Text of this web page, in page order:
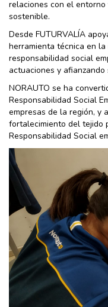
relaciones con el
sostenible.
Desde FUTURVALÍA
herramienta técnica en
responsabilidad social
actuaciones y afianzando
NORAUTO se ha
Responsabilidad Social
empresas de la región, y
fortalecimiento del tejido
Responsabilidad Social